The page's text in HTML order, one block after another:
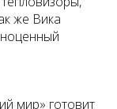
же Вика
мир» готовит